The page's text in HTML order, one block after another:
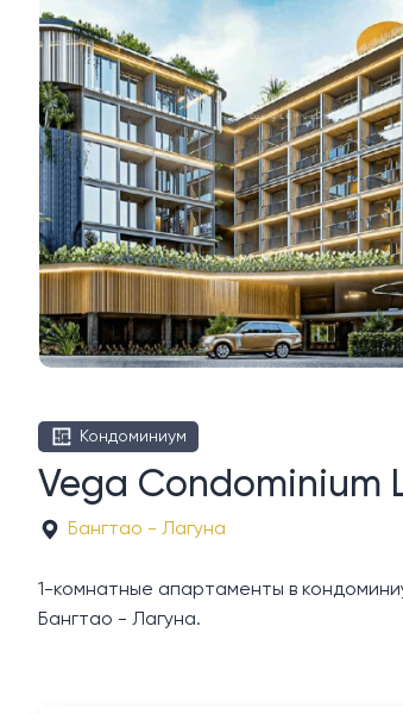
Кондоминиум
Vega Condominium
Бангтао - Лагуна
1-комнатные апартаменты в
Бангтао - Лагуна.